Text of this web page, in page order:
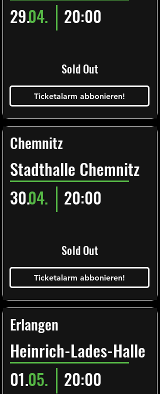
29.04. 20:00
Sold Out
Ticketalarm abbonieren!
Chemnitz
Stadthalle Chemnitz
30.04. 20:00
Sold Out
Ticketalarm abbonieren!
Erlangen
Heinrich-Lades-Halle
01.05. 20:00